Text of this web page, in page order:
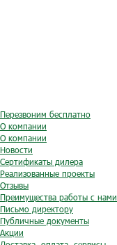
Перезвоним бесплатно
О компании
О компании
Новости
Сертификаты дилера
Реализованные проекты
Отзывы
Преимущества работы с нами
Письмо директору
Публичные документы
Акции